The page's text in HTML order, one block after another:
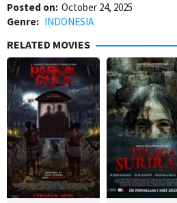
Posted on: October 24, 2025
Genre: INDONESIA
RELATED MOVIES